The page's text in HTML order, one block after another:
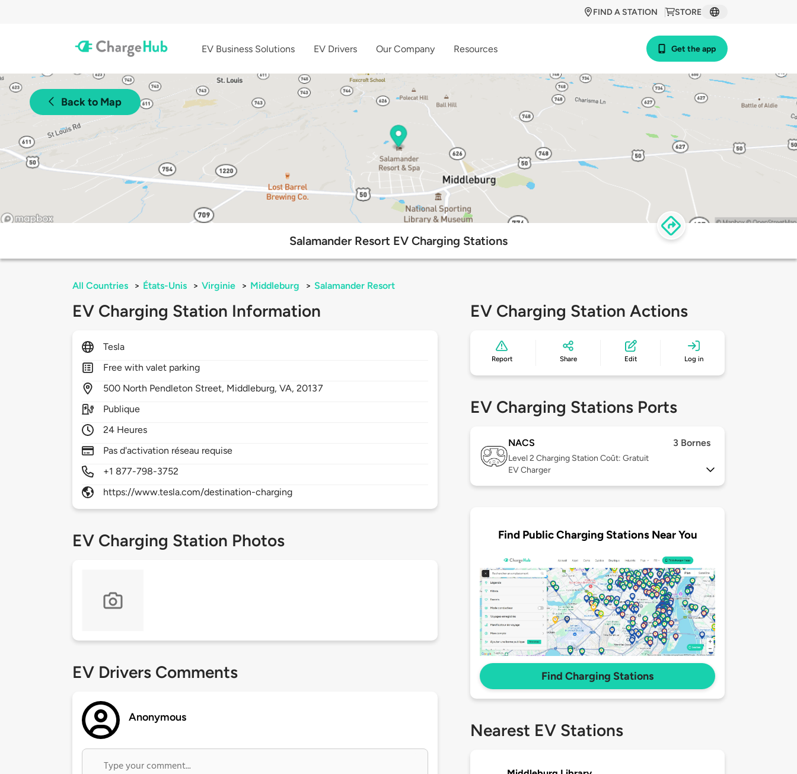
STORE
FIND A STATION
EV Business Solutions EV Drivers Our Company Resources Get the app
Back to Map
Salamander Resort EV Charging Stations
All Countries > États-Unis > Virginie > Middleburg > Salamander Resort
EV Charging Station Information
Tesla
Free with valet parking
500 North Pendleton Street, Middleburg,VA,20137
Publique
24 Heures
Pas d'activation réseau requise
+1 877-798-3752
https://www.tesla.com/destination-charging
EV Charging Station Photos
EV Drivers Comments
Anonymous
EV Charging Station Actions
Report Share Edit Log in
EV Charging Stations Ports
NACS 3 Bornes
Level 2 Charging Station Coût: Gratuit
EV Charger
Find Public Charging Stations Near You
Find Charging Stations
Nearest EV Stations